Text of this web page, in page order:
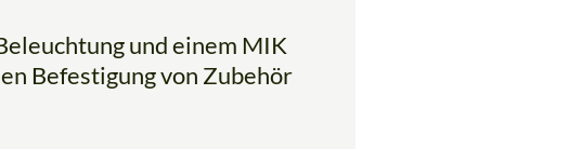
und einem MIK
Befestigung von Zubehör